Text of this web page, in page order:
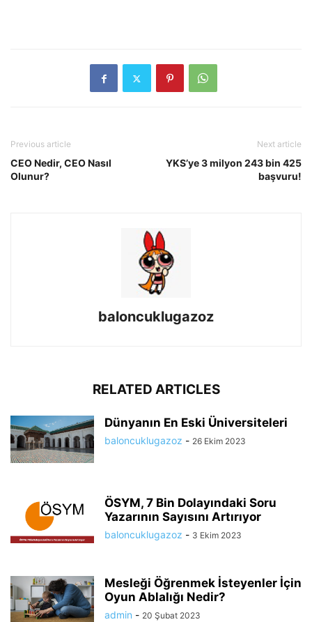
Previous article
CEO Nedir, CEO Nasıl
Olunur?
Next article
YKS’ye 3 milyon 243 bin 425
başvuru!
baloncuklugazoz
RELATED ARTICLES
Dünyanın En Eski Üniversiteleri
baloncuklugazoz - 26 Ekim 2023
ÖSYM, 7 Bin Dolayındaki Soru
Yazarının Sayısını Artırıyor
baloncuklugazoz - 3 Ekim 2023
Mesleği Öğrenmek İsteyenler İçin
Oyun Ablalığı Nedir?
admin - 20 Şubat 2023